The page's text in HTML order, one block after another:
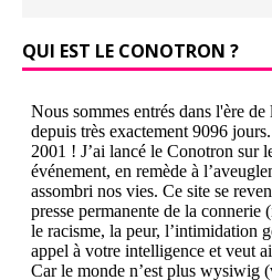
QUI EST LE CONOTRON ?